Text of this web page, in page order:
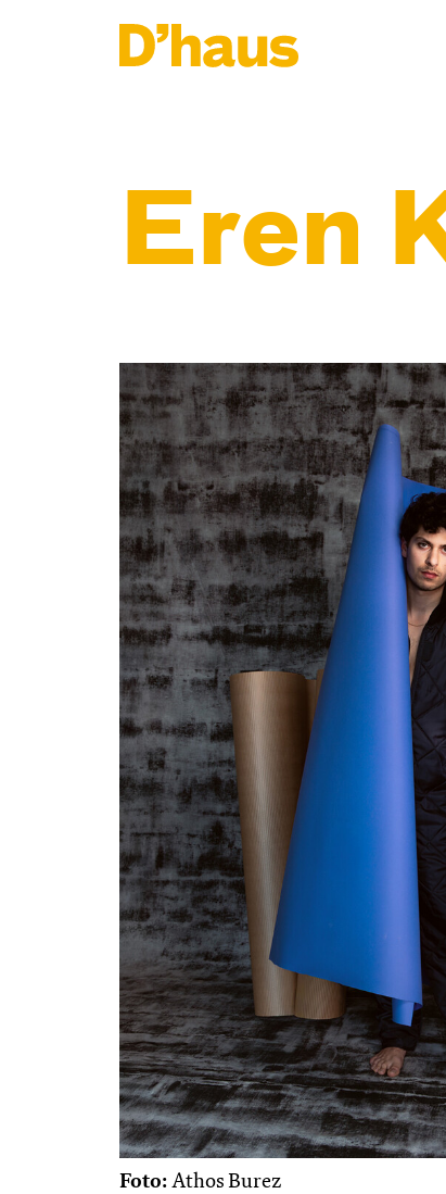
Eren
Foto: Athos Burez